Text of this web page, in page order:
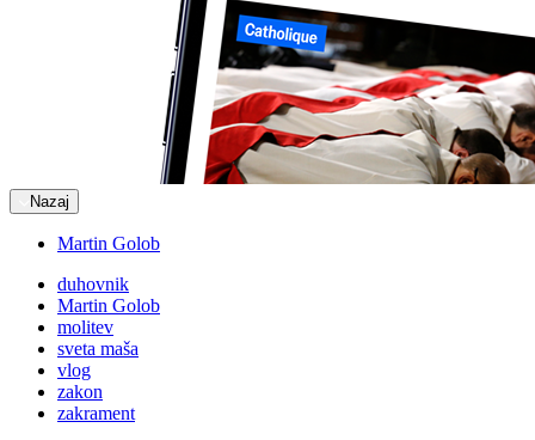
Nazaj
Martin Golob
duhovnik
Martin Golob
molitev
sveta maša
vlog
zakon
zakrament